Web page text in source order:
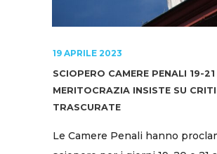
19 APRILE 2023
SCIOPERO CAMERE PENALI 19-
MERITOCRAZIA INSISTE SU
TRASCURATE
Le Camere Penali hanno